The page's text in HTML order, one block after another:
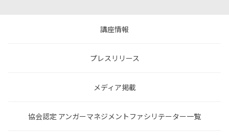
講座情報
プレスリリース
メディア掲載
協会認定 アンガーマネジメントファシリテーター一覧